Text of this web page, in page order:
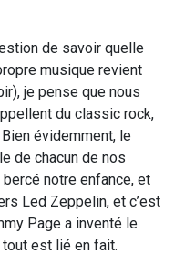
de savoir quelle
musique revient
je pense que nous
du classic rock,
évidemment, le
de chacun de nos
bercé notre enfance, et
Led Zeppelin, et c’est
Page a inventé le
tout est lié en fait.